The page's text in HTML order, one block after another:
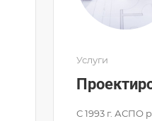
Услуги
С 1993 г. АСПО